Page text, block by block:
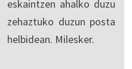
eskaintzen ahalko duzu
zehaztuko duzun posta
helbidean. Milesker.